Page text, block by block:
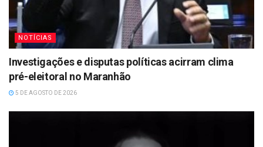
NOTÍCIAS
Investigações e disputas políticas acirram clima
pré-eleitoral no Maranhão
5 DE AGOSTO DE 2026